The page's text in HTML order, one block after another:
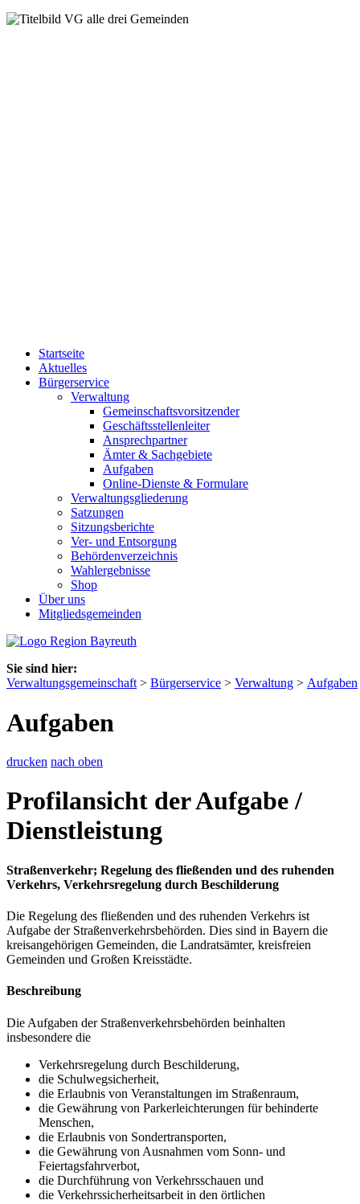
Startseite
Aktuelles
Bürgerservice
Verwaltung
Gemeinschaftsvorsitzender
Geschäftsstellenleiter
Ansprechpartner
Ämter & Sachgebiete
Aufgaben
Online-Dienste & Formulare
Verwaltungsgliederung
Satzungen
Sitzungsberichte
Ver- und Entsorgung
Behördenverzeichnis
Wahlergebnisse
Shop
Über uns
Mitgliedsgemeinden
Sie sind hier:
Verwaltungsgemeinschaft > Bürgerservice > Verwaltung > Aufgaben
Aufgaben
drucken nach oben
Profilansicht der Aufgabe /
Dienstleistung
Straßenverkehr; Regelung des fließenden und des ruhenden
Verkehrs, Verkehrsregelung durch Beschilderung
Die Regelung des fließenden und des ruhenden Verkehrs ist
Aufgabe der Straßenverkehrsbehörden. Dies sind in Bayern die
kreisangehörigen Gemeinden, die Landratsämter, kreisfreien
Gemeinden und Großen Kreisstädte.
Beschreibung
Die Aufgaben der Straßenverkehrsbehörden beinhalten
insbesondere die
Verkehrsregelung durch Beschilderung,
die Schulwegsicherheit,
die Erlaubnis von Veranstaltungen im Straßenraum,
die Gewährung von Parkerleichterungen für behinderte
Menschen,
die Erlaubnis von Sondertransporten,
die Gewährung von Ausnahmen vom Sonn- und
Feiertagsfahrverbot,
die Durchführung von Verkehrsschauen und
die Verkehrssicherheitsarbeit in den örtlichen